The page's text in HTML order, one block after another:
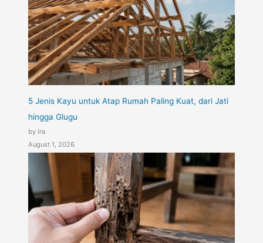
5 Jenis Kayu untuk Atap Rumah Paling Kuat, dari Jati
hingga Glugu
by Ira
August 1, 2026